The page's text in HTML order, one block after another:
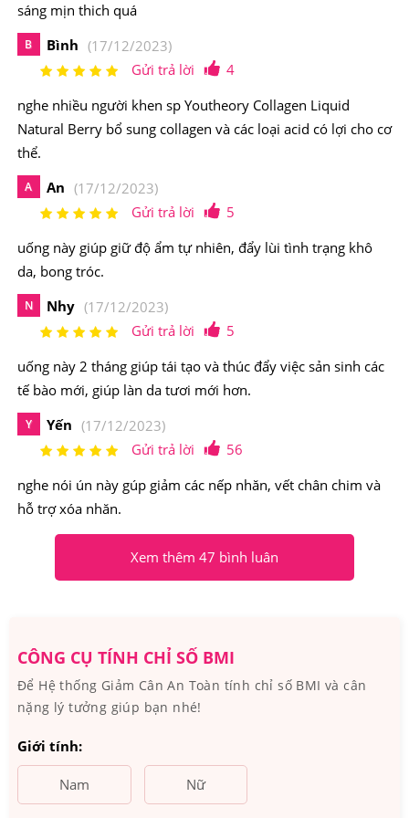
các tế bào mới, giúp làn da tươi mới hơn.
-Tóc và móng chắc khỏe hơn, giảm thiểu tình trạng rụng
-Giúp hệ xương khớp được bôi trơn linh hoạt, trơn tru.
cách hiệu quả.
-Hỗ trợ tránh các tình trạng gây sạm da, khô da, rụng tóc
trong quá trình giảm cân
Điểm nổi bật của Nước Uống Youtheory Collagen
Liquid Sugar Free Của Mỹ
Với xuất xứ từ Mỹ,Youtheory Collagen Liquid Berry
Flavor là sự lựa chọn lý tưởng với công thức vàng cùng
hàm lượng collagen peptide cao hiện đang là dòng sản
phẩm làm đẹp bổ dưỡng được nhiều phái nữ ưa chuộng.
sáng mịn thich quá
B Bình (17/12/2023)
Gửi trả lời
4
nghe nhiều người khen sp Youtheory Collagen Liquid
Natural Berry bổ sung collagen và các loại acid có lợi cho cơ
thể.
A An (17/12/2023)
Gửi trả lời
5
uống này giúp giữ độ ẩm tự nhiên, đẩy lùi tình trạng khô
da, bong tróc.
N Nhy (17/12/2023)
Gửi trả lời
5
uống này 2 tháng giúp tái tạo và thúc đẩy việc sản sinh các
tế bào mới, giúp làn da tươi mới hơn.
Y Yến (17/12/2023)
Gửi trả lời
56
nghe nói ún này gúp giảm các nếp nhăn, vết chân chim và
hỗ trợ xóa nhăn.
Xem thêm 47 bình luân
CÔNG CỤ TÍNH CHỈ SỐ BMI
Để Hệ thống Giảm Cân An Toàn tính chỉ số BMI và cân
nặng lý tưởng giúp bạn nhé!
Giới tính:
Nam Nữ